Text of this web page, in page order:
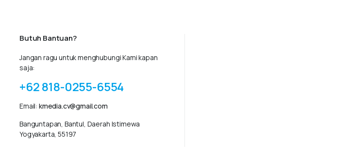
Butuh Bantuan?
Jangan ragu untuk menghubungi Kami kapan
saja:
+62 818-0255-6554
Email: kmedia.cv@gmail.com
Banguntapan, Bantul, Daerah Istimewa
Yogyakarta, 55197